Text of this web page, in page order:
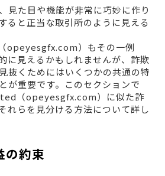
見た目や機能が非常に巧妙に作り
ると正当な取引所のように見える
）もその一例
に見えるかもしれませんが、詐欺
抜くためにはいくつかの共通の特
が重要です。このセクションで
（opeyesgfx.com）に似た詐
れらを見分ける方法について詳し
の約束